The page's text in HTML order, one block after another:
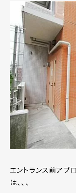
エントランス前アプ
は、、、